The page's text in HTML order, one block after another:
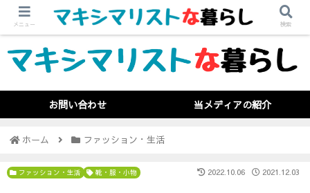
お問い合わせ 当メディアの紹介
ホーム ファッション・生活
2022.10.06 2021.12.03
ファッション・生活 靴・服・小物
メニュー 検索